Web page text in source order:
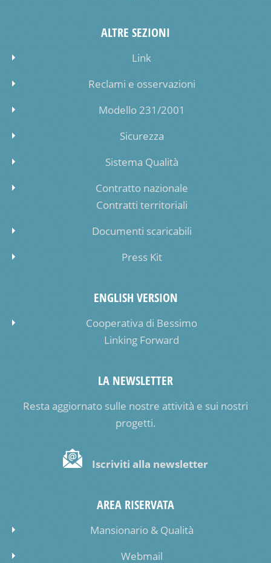
ALTRE SEZIONI
Link
Reclami e osservazioni
Modello 231/2001
Sicurezza
Sistema Qualità
Contratto nazionale
Contratti territoriali
Documenti scaricabili
Press Kit
ENGLISH VERSION
Cooperativa di Bessimo
Linking Forward
LA NEWSLETTER
Resta aggiornato sulle nostre attività e sui nostri
progetti.
Iscriviti alla newsletter
AREA RISERVATA
Mansionario & Qualità
Webmail